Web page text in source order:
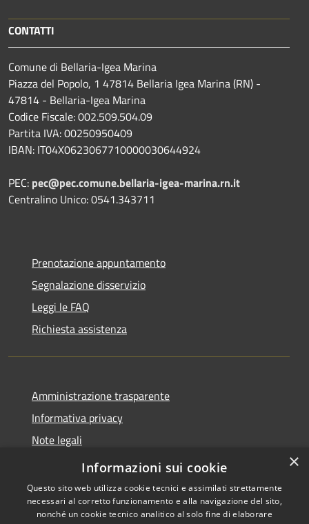
CONTATTI
Comune di Bellaria-Igea Marina
Piazza del Popolo, 1 47814 Bellaria Igea Marina (RN) -
47814 - Bellaria-Igea Marina
Codice Fiscale: 002.509.504.09
Partita IVA: 00250950409
IBAN: IT04X0623067710000030644924
PEC: pec@pec.comune.bellaria-igea-marina.rn.it
Centralino Unico: 0541.343711
Prenotazione appuntamento
Segnalazione disservizio
Leggi le FAQ
Richiesta assistenza
Amministrazione trasparente
Informativa privacy
Note legali
Dichiarazione di accessibilità
×
Informazioni sui cookie
Questo sito web utilizza cookie tecnici e assimilati strettamente
necessari al corretto funzionamento e alla navigazione del sito,
nonché un cookie tecnico analitico al solo fine di elaborare